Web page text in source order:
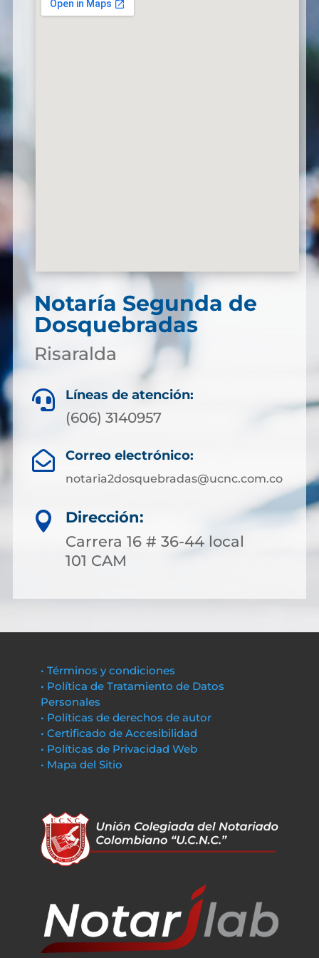
Notaría Segunda de
Dosquebradas
Risaralda
 Líneas de atención:
(606) 3140957
 Correo electrónico:
notaria2dosquebradas@ucnc.com.co

Dirección:
Carrera 16 # 36-44 local
101 CAM
• Términos y condiciones
• Política de Tratamiento de Datos
Personales
• Políticas de derechos de autor
• Certificado de Accesibilidad
• Políticas de Privacidad Web
• Mapa del Sitio